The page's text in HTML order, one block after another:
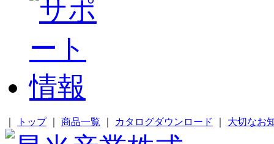
トップ｜ 商品一覧 カタログダウンロード 大切なお